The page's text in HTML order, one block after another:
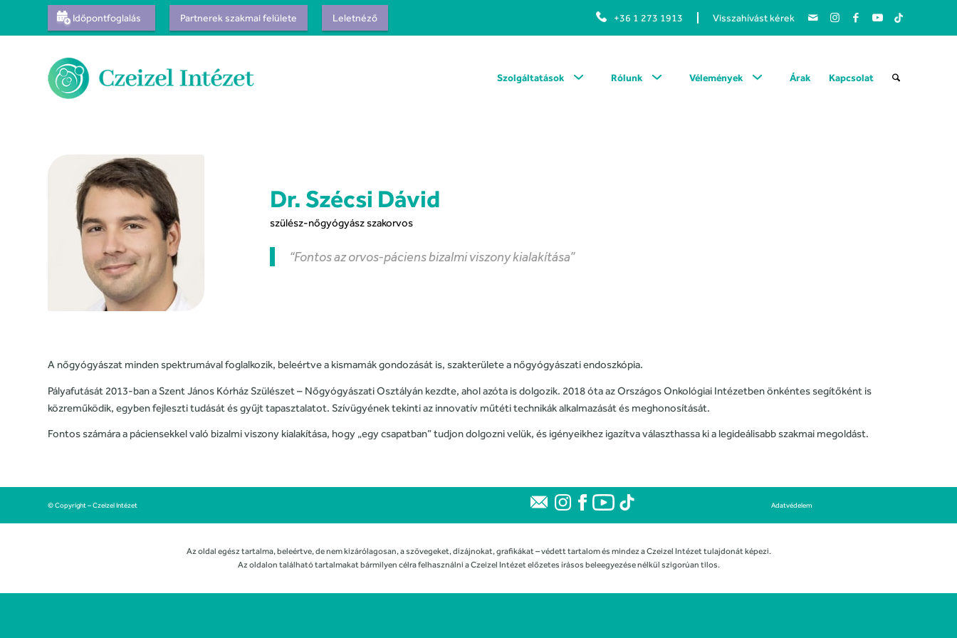
Időpontfoglalás Partnerek szakmai felülete Leletnéző +36 1 273 1913 Visszahívást kérek
Szolgáltatások Rólunk Vélemények Árak Kapcsolat
Dr. Szécsi Dávid
szülész-nőgyógyász szakorvos
“Fontos az orvos-páciens bizalmi viszony kialakítása”
A nőgyógyászat minden spektrumával foglalkozik, beleértve a kismamák gondozását is, szakterülete a nőgyógyászati endoszkópia.
Pályafutását 2013-ban a Szent János Kórház Szülészet – Nőgyógyászati Osztályán kezdte, ahol azóta is dolgozik. 2018 óta az Országos Onkológiai Intézetben önkéntes segítőként is
közreműködik, egyben fejleszti tudását és gyűjt tapasztalatot. Szívügyének tekinti az innovatív műtéti technikák alkalmazását és meghonosítását.
Fontos számára a páciensekkel való bizalmi viszony kialakítása, hogy „egy csapatban” tudjon dolgozni velük, és igényeikhez igazítva választhassa ki a legideálisabb szakmai megoldást.
© Copyright – Czeizel Intézet Adatvédelem
Az oldal egész tartalma, beleértve, de nem kizárólagosan, a szövegeket, dizájnokat, grafikákat – védett tartalom és mindez a Czeizel Intézet tulajdonát képezi.
Az oldalon található tartalmakat bármilyen célra felhasználni a Czeizel Intézet előzetes írásos beleegyezése nélkül szigorúan tilos.